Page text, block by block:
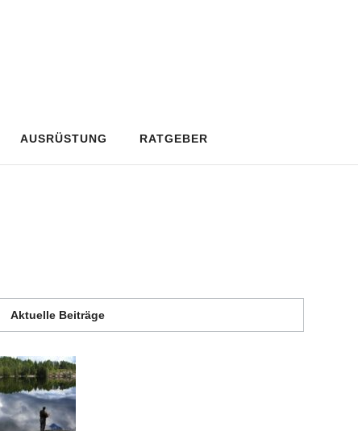
AUSRÜSTUNG RATGEBER
Aktuelle Beiträge